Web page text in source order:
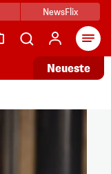
NewsFlix
Neueste